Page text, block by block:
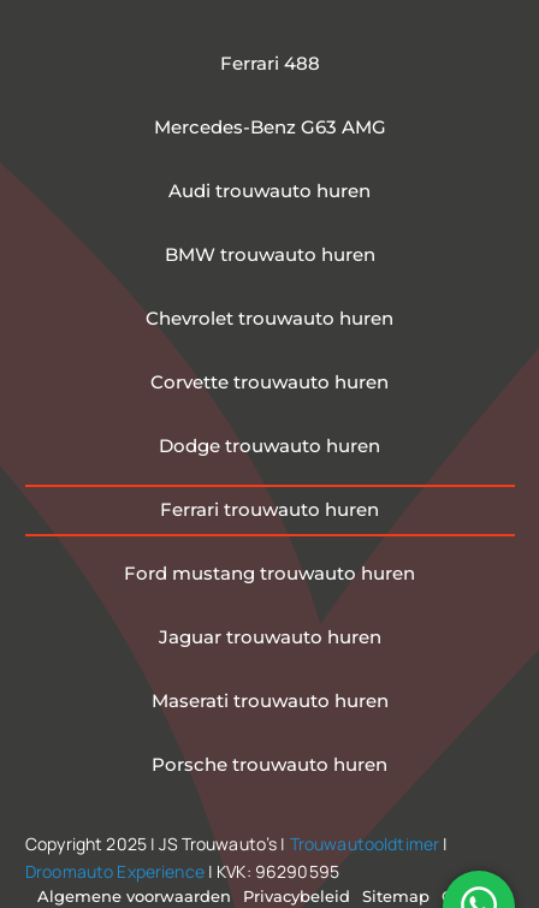
Ferrari 488
Mercedes-Benz G63 AMG
Audi trouwauto huren
BMW trouwauto huren
Chevrolet trouwauto huren
Corvette trouwauto huren
Dodge trouwauto huren
Ferrari trouwauto huren
Ford mustang trouwauto huren
Jaguar trouwauto huren
Maserati trouwauto huren
Porsche trouwauto huren
Copyright 2025 | JS Trouwauto’s | Trouwautooldtimer |
Droomauto Experience| KVK: 96290595
Algemene voorwaarden Privacybeleid Sitemap Contact